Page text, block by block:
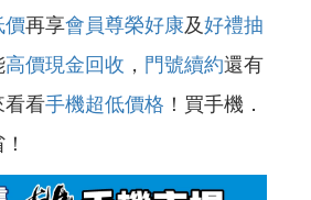
價再享會員尊榮好康及好禮抽
高價現金回收 ， 門號續約還有
看看手機超低價格 ！買手機．